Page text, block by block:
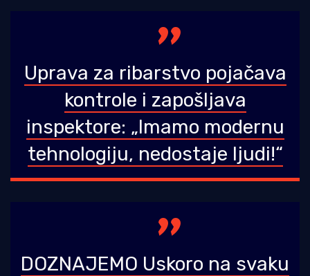
Uprava za ribarstvo pojačava
kontrole i zapošljava
inspektore: „Imamo modernu
tehnologiju, nedostaje ljudi!“
DOZNAJEMO Uskoro na svaku